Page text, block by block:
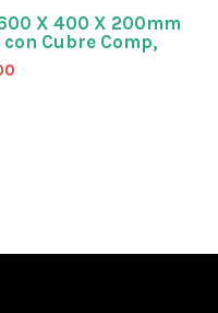
X 400 X 200mm
Cubre Comp,